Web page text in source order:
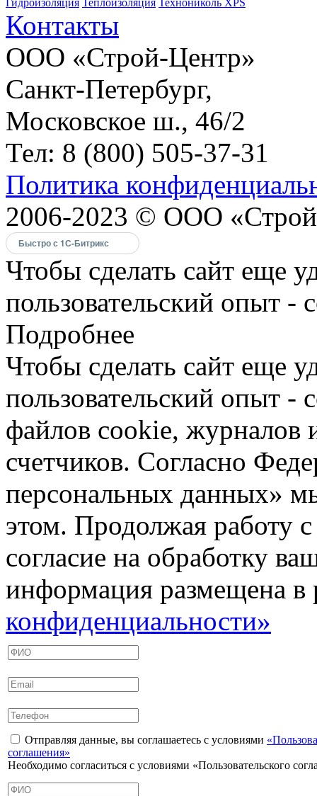
Контакты
ООО «Строй-Центр»
Санкт-Петербург,
Московское ш., 46/2
Тел: 8 (800) 505-37-31
Политика
2006-2023 © ООО
Быстро с 1С-Битрикс
Чтобы сделать сайт еще
пользовательский опыт -
Подробнее
Чтобы сделать сайт еще
пользовательский опыт
файлов cookie, журналов
счетчиков. Согласно
персональных данных»
этом. Продолжая работу
согласие на обработку
информация размещена в
конфиденциальности»
Отправляя данные, вы соглашаетесь с условиями
соглашения»
Необходимо согласиться с условиями «Пользовательского